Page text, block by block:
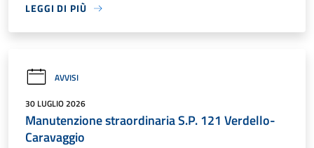
LEGGI DI PIÙ
AVVISI
30 LUGLIO 2026
Manutenzione straordinaria S.P. 121 Verdello-
Caravaggio